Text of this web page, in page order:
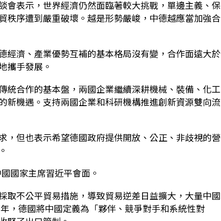
會表示，世界經濟仍然面臨著較大挑戰，單邊主義、
秩序遭到嚴重破壞。越是形勢嚴峻，中德越應當加強合
經濟、產業優勢互補的基本格局沒有變，合作面遠大
攜手發展。
統合作的基本盤，兩國企業繼續深耕機械、裝備、化
新機遇。支持兩國企業和科研機構推進創新資源雙向流
，但也表示希望德國政府提供開放、公正、非歧視的
國家主席習近平會面。
取不公平貿易措施，導致貿易逆差日益擴大，大量中
，德國將中國定義為「夥伴、競爭對手和系統性對